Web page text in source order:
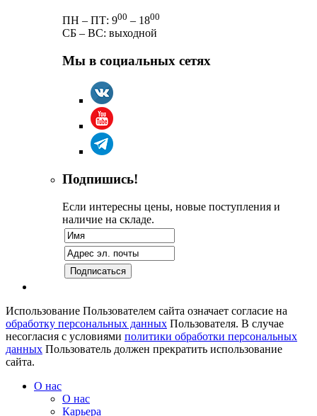
ПН – ПТ: 900 – 1800
СБ – ВС: выходной
Мы в социальных сетях
Подпишись!
Если интересны цены, новые поступления и
наличие на складе.
Использование Пользователем сайта означает согласие на
обработку персональных данных Пользователя. В случае
несогласия с условиями политики обработки персональных
данных Пользователь должен прекратить использование
сайта.
О нас
О нас
Карьера